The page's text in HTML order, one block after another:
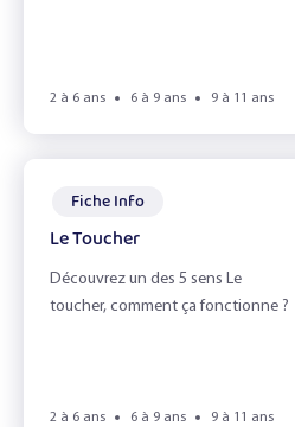
2 à 6 ans 6 à 9 ans 9 à 11 ans
Fiche Info
Le Toucher
Découvrez un des 5 sens Le
toucher, comment ça fonctionne ?
2 à 6 ans 6 à 9 ans 9 à 11 ans